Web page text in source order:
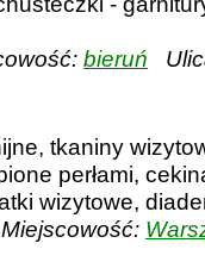
bieruń
tkaniny
perłami,
wizytowe,